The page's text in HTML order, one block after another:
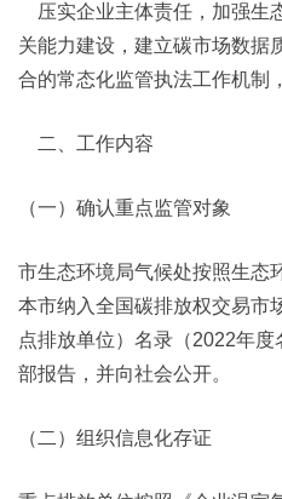
压实企业主体责任，加强生
关能力建设，建立碳市场数据
合的常态化监管执法工作机制
二、工作内容
（一）确认重点监管对象
市生态环境局气候处按照生态
本市纳入全国碳排放权交易市
点排放单位）名录（2022年
部报告，并向社会公开。
（二）组织信息化存证